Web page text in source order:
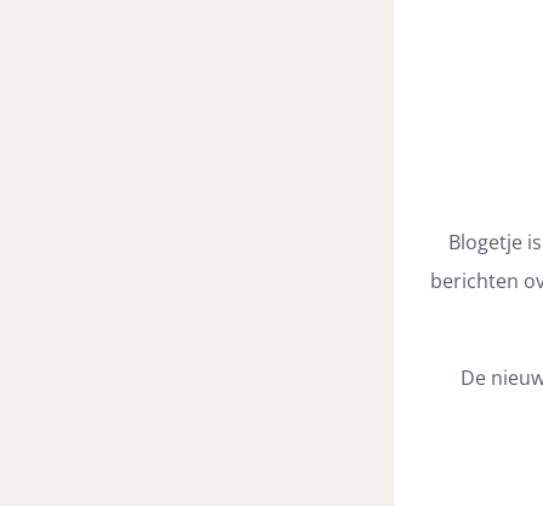
Blogetje
berichten
De